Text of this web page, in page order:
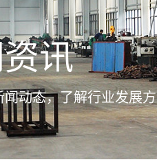
讯
闻动态，了解行业发展